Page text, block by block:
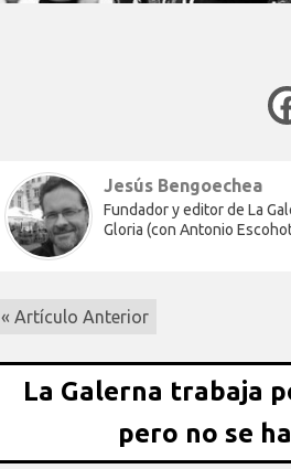
Jesús Bengoechea
Fundador y editor de La
Gloria (con Antonio
« Artículo Anterior
La Galerna trabaja
pero no se